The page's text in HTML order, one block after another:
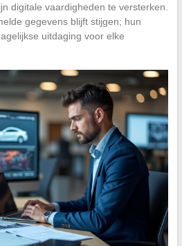
digitale vaardigheden te versterken.
gegevens blijft stijgen; hun
uitdaging voor elke